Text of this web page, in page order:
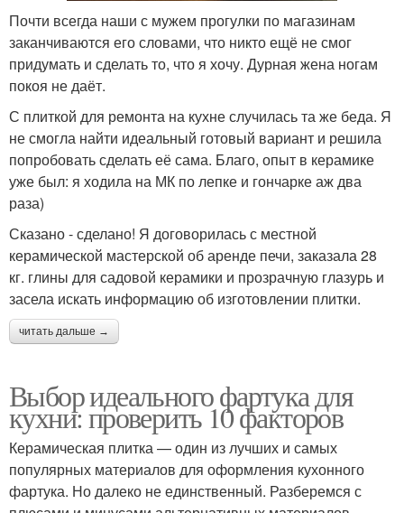
Почти всегда наши с мужем прогулки по магазинам
заканчиваются его словами, что никто ещё не смог
придумать и сделать то, что я хочу. Дурная жена ногам
покоя не даёт.
С плиткой для ремонта на кухне случилась та же беда. Я
не смогла найти идеальный готовый вариант и решила
попробовать сделать её сама. Благо, опыт в керамике
уже был: я ходила на МК по лепке и гончарке аж два
раза)
Сказано - сделано! Я договорилась с местной
керамической мастерской об аренде печи, заказала 28
кг. глины для садовой керамики и прозрачную глазурь и
засела искать информацию об изготовлении плитки.
читать дальше →
Выбор идеального фартука для
кухни: проверить 10 факторов
Керамическая плитка — один из лучших и самых
популярных материалов для оформления кухонного
фартука. Но далеко не единственный. Разберемся с